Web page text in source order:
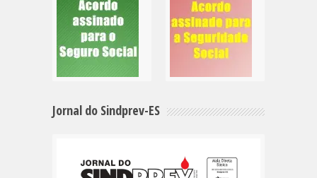
Jornal do Sindprev-ES